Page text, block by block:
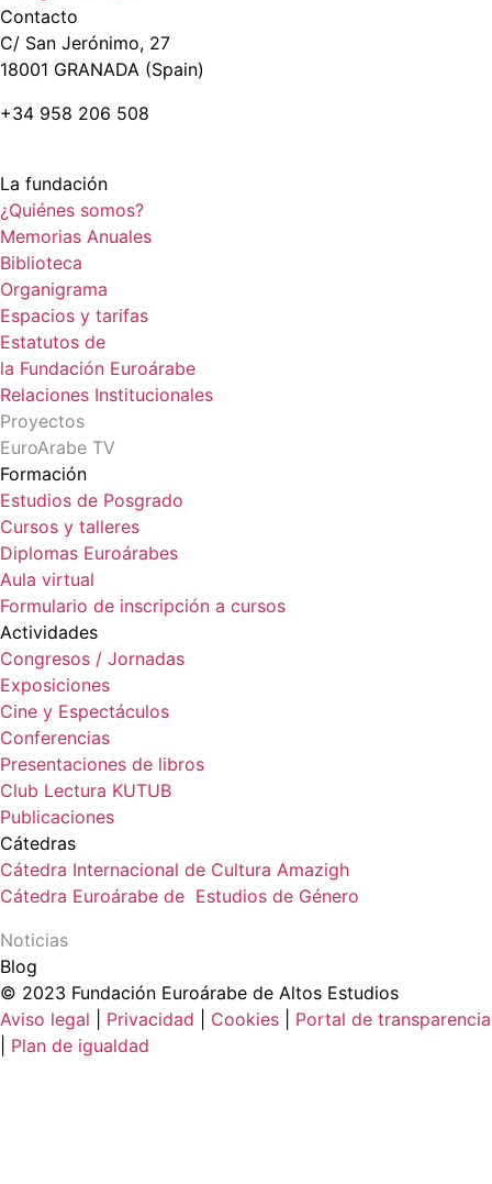
Contacto
C/ San Jerónimo, 27
18001 GRANADA (Spain)
+34 958 206 508
La fundación
¿Quiénes somos?
Memorias Anuales
Biblioteca
Organigrama
Espacios y tarifas
Estatutos de
la Fundación Euroárabe
Relaciones Institucionales
Proyectos
EuroArabe TV
Formación
Estudios de Posgrado
Cursos y talleres
Diplomas Euroárabes
Aula virtual
Formulario de inscripción a cursos
Actividades
Congresos / Jornadas
Exposiciones
Cine y Espectáculos
Conferencias
Presentaciones de libros
Club Lectura KUTUB
Publicaciones
Cátedras
Cátedra Internacional de Cultura Amazigh
Cátedra Euroárabe de Estudios de Género
Noticias
Blog
© 2023 Fundación Euroárabe de Altos Estudios
Aviso legal
Privacidad Cookies
Portal de transparencia
Plan de igualdad